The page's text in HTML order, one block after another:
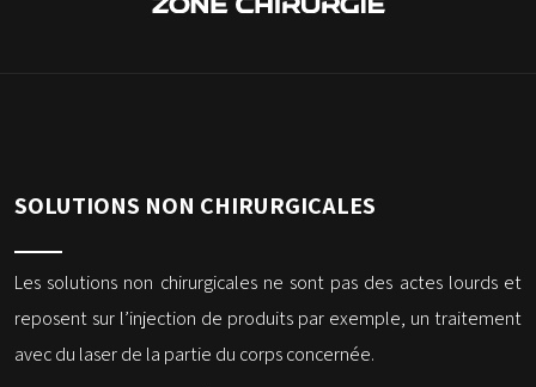
SOLUTIONS NON CHIRURGICALES
Les solutions non chirurgicales ne sont pas des actes lourds et
reposent sur l’injection de produits par exemple, un traitement
avec du laser de la partie du corps concernée.